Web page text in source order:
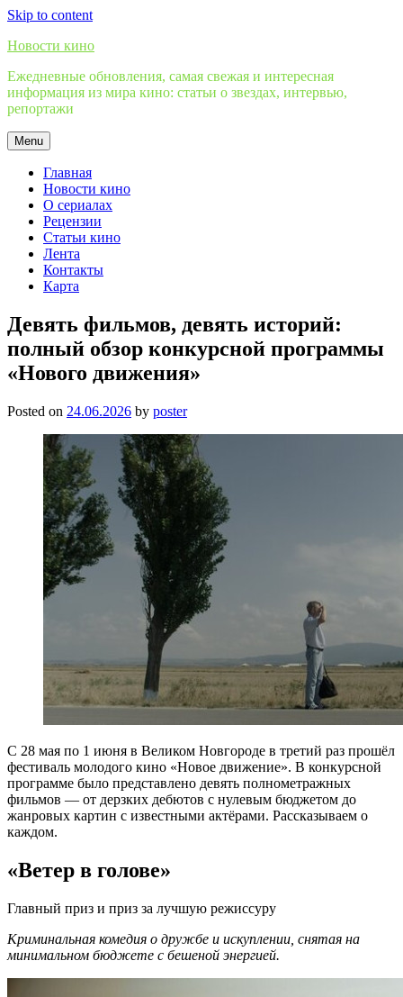
Skip to content
Новости кино
Ежедневные обновления, самая свежая и интересная
информация из мира кино: статьи о звездах, интервью,
репортажи
Menu
Главная
Новости кино
О сериалах
Рецензии
Статьи кино
Лента
Контакты
Карта
Девять фильмов, девять историй:
полный обзор конкурсной программы
«Нового движения»
Posted on 24.06.2026 by poster
С 28 мая по 1 июня в Великом Новгороде в третий раз прошёл
фестиваль молодого кино «Новое движение». В конкурсной
программе было представлено девять полнометражных
фильмов — от дерзких дебютов с нулевым бюджетом до
жанровых картин с известными актёрами. Рассказываем о
каждом.
«Ветер в голове»
Главный приз и приз за лучшую режиссуру
Криминальная комедия о дружбе и искуплении, снятая на
минимальном бюджете с бешеной энергией.